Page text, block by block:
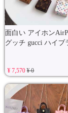
面白い アイホン
グッチ gucci ハイブ
¥ 7,570¥ 0